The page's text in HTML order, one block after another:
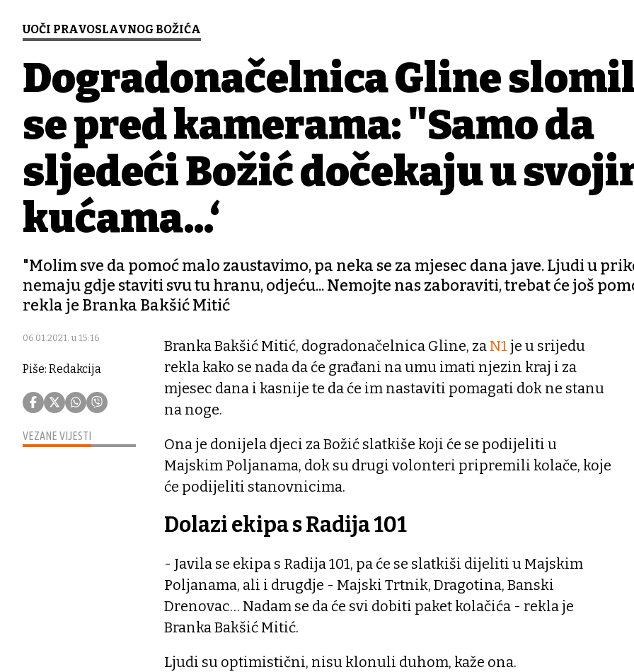
UOČI PRAVOSLAVNOG BOŽIĆA
Dogradonačelnica Gline
se pred kamerama: "Samo da
sljedeći Božić dočekaju u
kućama...‘
"Molim sve da pomoć malo zaustavimo, pa neka se za mjesec dana jave. Ljudi u
nemaju gdje staviti svu tu hranu, odjeću... Nemojte nas zaboraviti, trebat će još
rekla je Branka Bakšić Mitić
06.01.2021. u 15:16
Piše: Redakcija
VEZANE VIJESTI
Branka Bakšić Mitić, dogradonačelnica Gline, za N1 je u srijedu
rekla kako se nada da će građani na umu imati njezin kraj i za
mjesec dana i kasnije te da će im nastaviti pomagati dok ne stanu
na noge.
Ona je donijela djeci za Božić slatkiše koji će se podijeliti u
Majskim Poljanama, dok su drugi volonteri pripremili kolače, koje
će podijeliti stanovnicima.
Dolazi ekipa s Radija 101
- Javila se ekipa s Radija 101, pa će se slatkiši dijeliti u Majskim
Poljanama, ali i drugdje - Majski Trtnik, Dragotina, Banski
Drenovac… Nadam se da će svi dobiti paket kolačića - rekla je
Branka Bakšić Mitić.
Ljudi su optimistični, nisu klonuli duhom, kaže ona.